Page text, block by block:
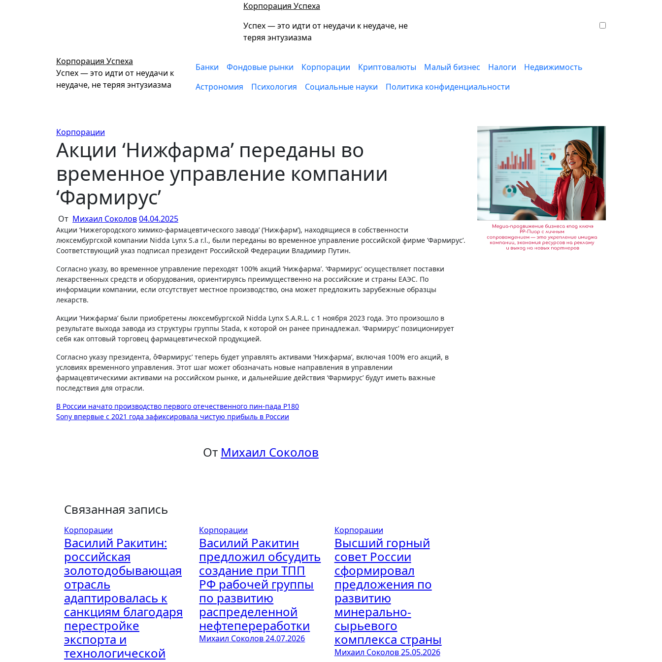
Корпорация Успеха
Успех — это идти от неудачи к неудаче, не
теряя энтузиазма
Корпорация Успеха
Успех — это идти от неудачи к
неудаче, не теряя энтузиазма
Банки Фондовые рынки Корпорации Криптовалюты Малый бизнес Налоги
Недвижимость
Астрономия
Психология Социальные науки Политика конфиденциальности
Корпорации
Акции ‘Нижфарма’ переданы во
временное управление компании
‘Фармирус’
От Михаил Соколов04.04.2025
Акции ‘Нижегородского химико-фармацевтического завода’ (‘Нижфарм’), находящиеся в собственности
люксембургской компании Nidda Lynx S.a r.l., были переданы во временное управление российской фирме ‘Фармирус’.
Соответствующий указ подписал президент Российской Федерации Владимир Путин.
Согласно указу, во временное управление переходят 100% акций ‘Нижфарма’. ‘Фармирус’ осуществляет поставки
лекарственных средств и оборудования, ориентируясь преимущественно на российские и страны ЕАЭС. По
информации компании, если отсутствует местное производство, она может предложить зарубежные образцы
лекарств.
Акции ‘Нижфарма’ были приобретены люксембургской Nidda Lynx S.A.R.L. с 1 ноября 2023 года. Это произошло в
результате выхода завода из структуры группы Stada, к которой он ранее принадлежал. ‘Фармирус’ позиционирует
себя как оптовый торговец фармацевтической продукцией.
Согласно указу президента, ôФармирус’ теперь будет управлять активами ‘Нижфарма’, включая 100% его акций, в
условиях временного управления. Этот шаг может обозначать новые направления в управлении
фармацевтическими активами на российском рынке, и дальнейшие действия ‘Фармирус’ будут иметь важные
последствия для отрасли.
Навигация
по
В России начато производство первого отечественного пин-пада Р180
Sony впервые с 2021 года зафиксировала чистую прибыль в России
От Михаил Соколов
Связанная запись
Корпорации
Василий Ракитин:
российская
золотодобывающая
отрасль
адаптировалась к
санкциям благодаря
перестройке
экспорта и
технологической
Корпорации
Василий Ракитин
предложил обсудить
создание при ТПП
РФ рабочей группы
по развитию
распределенной
нефтепереработки
Михаил Соколов24.07.2026
Корпорации
Высший горный
совет России
сформировал
предложения по
развитию
минерально-
сырьевого
комплекса страны
Михаил Соколов25.05.2026